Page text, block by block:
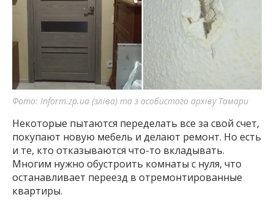
Фото: Inform.zp.ua (зліва) та з особистого архіву Тамари
Некоторые пытаются переделать все за свой счет,
покупают новую мебель и делают ремонт. Но есть
и те, кто отказываются что-то вкладывать.
Многим нужно обустроить комнаты с нуля, что
останавливает переезд в отремонтированные
квартиры.